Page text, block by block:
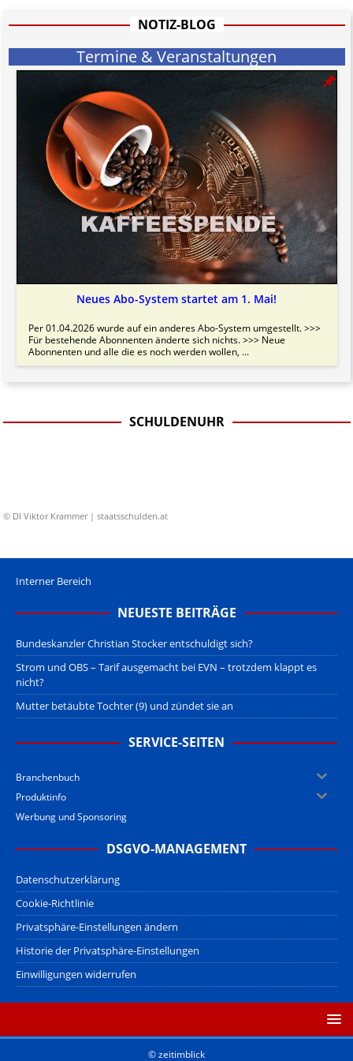
rechtlich fragwürdigen) Abmahnungen leben und soll keine
gesetzlich verankerter Regeln tun.
Jener Disclaimer soll sich nicht über gültiges Recht hinwegsetzen und
hat aufgrund der nicht Vertrags-gebundenen Wirksamkeit hpts.
informativen Charakter.
Bitte beachten Sie in dem Zusammenhang auch unsere
AGB
NOTIZ-BLOG
Termine & Veranstaltungen
Neues Abo-System startet am 1. Mai!
Per 01.04.2026 wurde auf ein anderes Abo-System umgestellt. >>>
Für bestehende Abonnenten änderte sich nichts. >>> Neue
Abonnenten und alle die es noch werden wollen, ...
SCHULDENUHR
© DI Viktor Krammer | staatsschulden.at
Interner Bereich
NEUESTE BEITRÄGE
Bundeskanzler Christian Stocker entschuldigt sich?
Strom und OBS – Tarif ausgemacht bei EVN – trotzdem klappt es
nicht?
Mutter betäubte Tochter (9) und zündet sie an
SERVICE-SEITEN
Branchenbuch
Produktinfo
Werbung und Sponsoring
DSGVO-MANAGEMENT
Datenschutzerklärung
Cookie-Richtlinie
Privatsphäre-Einstellungen ändern
Historie der Privatsphäre-Einstellungen
Einwilligungen widerrufen
© zeitimblick